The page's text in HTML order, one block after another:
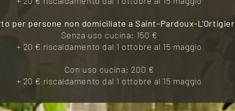
per persone non domiciliate a Saint-Pardoux-L'Ortigier
Senza uso cucina: 150 €
+ 20 € riscaldamento dal 1 ottobre al 15 maggio
Con uso cucina: 200 €
+ 20 € riscaldamento dal 1 ottobre al 15 maggio